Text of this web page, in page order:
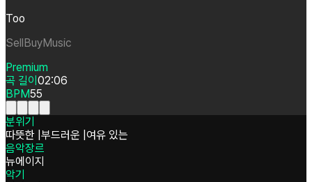
Too
SellBuyMusic
Premium
곡 길이 02:06
BPM55
분위기
따뜻한 부드러운 여유 있는
음악장르
뉴에이지
악기